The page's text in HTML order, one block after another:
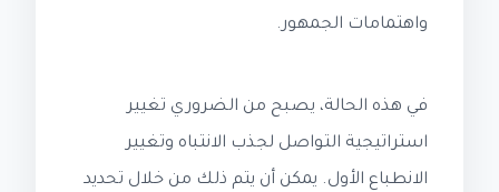
واهتمامات الجمهور.
في هذه الحالة، يصبح من الضروري تغيير
استراتيجية التواصل لجذب الانتباه وتغيير
الانطباع الأول. يمكن أن يتم ذلك من خلال تحديد